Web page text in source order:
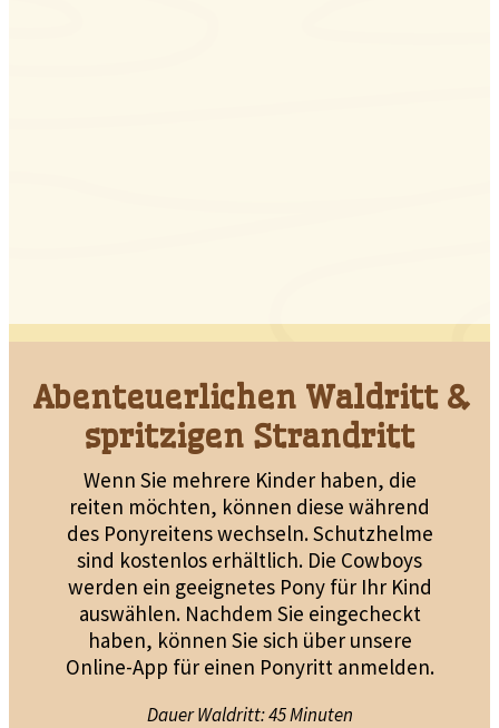
Abenteuerlichen Waldritt &
spritzigen Strandritt
Wenn Sie mehrere Kinder haben, die
reiten möchten, können diese während
des Ponyreitens wechseln. Schutzhelme
sind kostenlos erhältlich. Die Cowboys
werden ein geeignetes Pony für Ihr Kind
auswählen. Nachdem Sie eingecheckt
haben, können Sie sich über unsere
Online-App für einen Ponyritt anmelden.
Dauer Waldritt: 45 Minuten